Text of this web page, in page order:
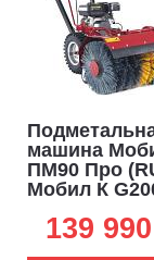
машина
ПМ90 Про
Мобил К
куб.см.,
90 см,
139